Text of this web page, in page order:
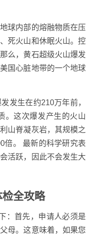
球内部的熔融物质在压
死火山和休眠火山。控
么，黄石超级火山爆发
国心脏地带的一个地球
发生在约210万年前，
。这次爆发产生的火山
山脊凝灰岩，其规模之
倍。 最新的科学研究表
活跃，因此不会发生大
全攻略
：首先，申请人必须是
母。这意味着，如果您